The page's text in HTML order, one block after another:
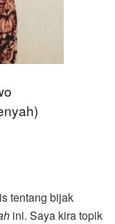
tentang bijak
ini. Saya kira topik